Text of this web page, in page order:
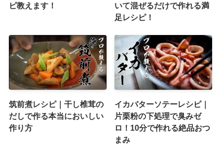
ピ教えます！
いて混ぜるだけで作れる満
足レシピ！
筑前煮レシピ｜干し椎茸の
だしで作る本当においしい
作り方
イカバターソテーレシピ｜
片栗粉の下処理で臭みゼ
ロ！10分で作れる絶品おつ
まみ